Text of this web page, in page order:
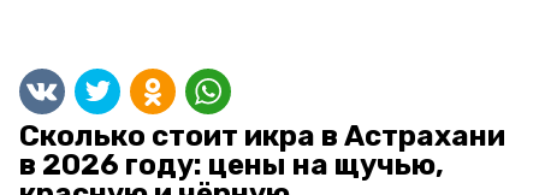
Сколько стоит икра в Астрахани
в 2026 году: цены на щучью,